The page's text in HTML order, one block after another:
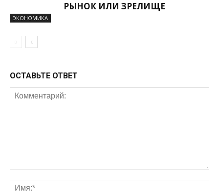
ЭКОНОМИКА
РЫНОК ИЛИ ЗРЕЛИЩЕ
ОСТАВЬТЕ ОТВЕТ